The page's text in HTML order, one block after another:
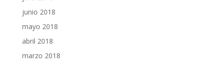
junio 2018
mayo 2018
abril 2018
marzo 2018